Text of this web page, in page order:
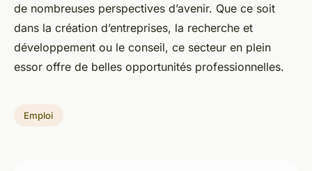
de nombreuses perspectives d’avenir. Que ce soit
dans la création d’entreprises, la recherche et
développement ou le conseil, ce secteur en plein
essor offre de belles opportunités professionnelles.
Emploi